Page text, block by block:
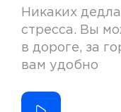
Никаких
стресса. Вы
в дороге, за
вам удобно